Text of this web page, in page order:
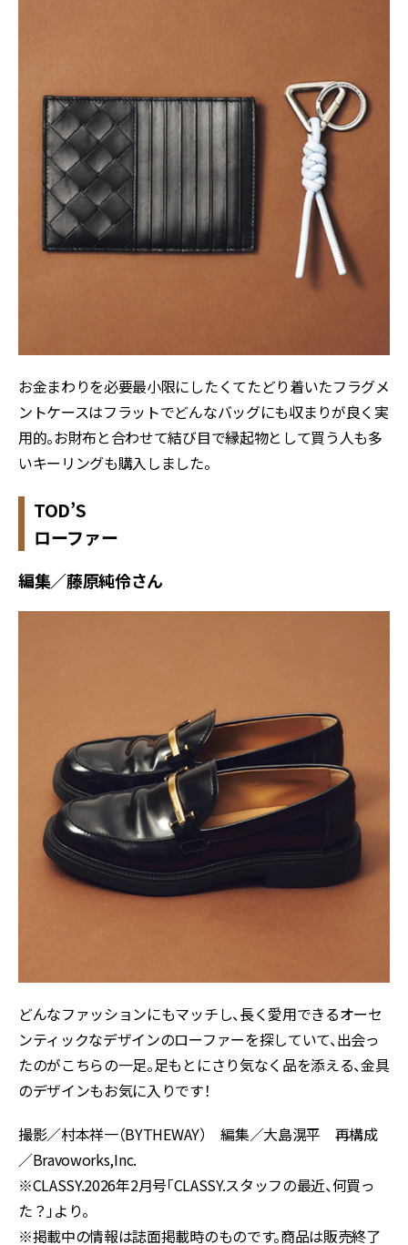
お金まわりを必要最小限にしたくてたどり着いたフラグメ
ントケースはフラットでどんなバッグにも収まりが良く実
用的。お財布と合わせて結び目で縁起物として買う人も多
いキーリングも購入しました。
TOD’S
ローファー
編集／藤原純伶さん
どんなファッションにもマッチし、長く愛用できるオーセ
ンティックなデザインのローファーを探していて、出会っ
たのがこちらの一足。足もとにさり気なく品を添える、金具
のデザインもお気に入りです！
撮影／村本祥一（BYTHEWAY） 編集／大島滉平 再構成
／Bravoworks,Inc.
※CLASSY.2026年2月号「CLASSY.スタッフの最近、何買っ
た？」より。
※掲載中の情報は誌面掲載時のものです。商品は販売終了